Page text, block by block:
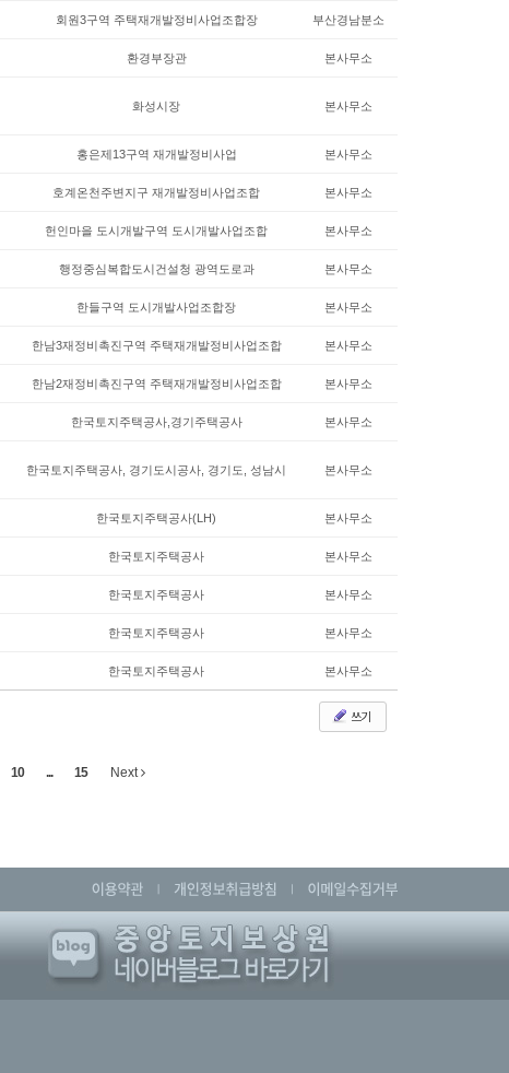
회원3구역 주택재개발정비사업조합장 부산경남분소
환경부장관 본사무소
화성시장 본사무소
홍은제13구역 재개발정비사업 본사무소
호계온천주변지구 재개발정비사업조합 본사무소
헌인마을 도시개발구역 도시개발사업조합 본사무소
행정중심복합도시건설청 광역도로과 본사무소
한들구역 도시개발사업조합장 본사무소
한남3재정비촉진구역 주택재개발정비사업조합 본사무소
한남2재정비촉진구역 주택재개발정비사업조합 본사무소
한국토지주택공사,경기주택공사 본사무소
한국토지주택공사, 경기도시공사, 경기도, 성남시 본사무소
한국토지주택공사(LH) 본사무소
한국토지주택공사 본사무소
한국토지주택공사 본사무소
한국토지주택공사 본사무소
한국토지주택공사 본사무소
쓰기
10 ... 15 Next